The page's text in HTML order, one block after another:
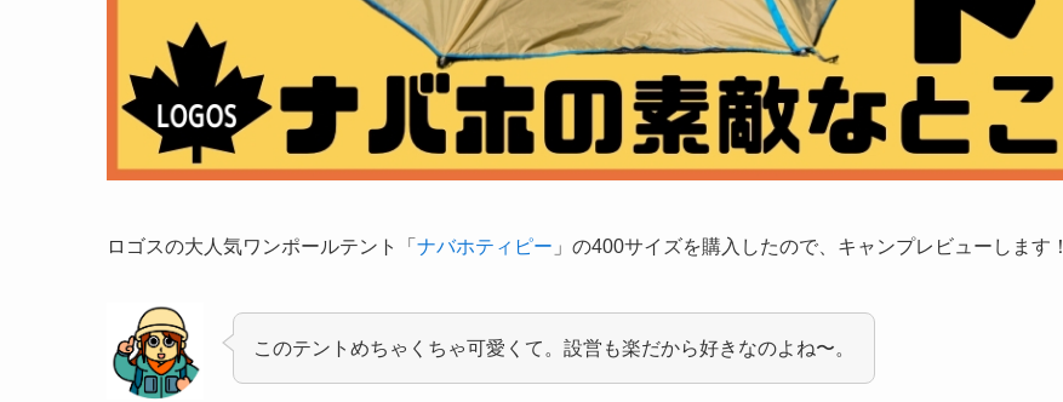
ロゴスの大人気ワンポールテント「 ナバホティピー 」の400サイズを購入したので、キャンプレビューします！
このテントめちゃくちゃ可愛くて。設営も楽だから好きなのよね〜。